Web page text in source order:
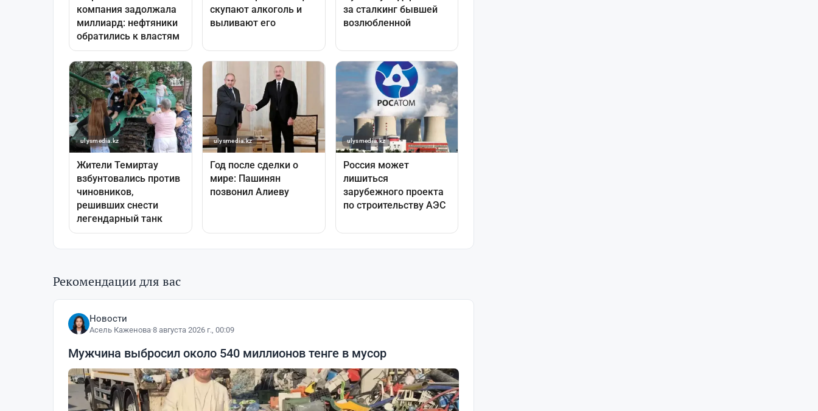
Рекомендации для вас
Новости
Асель Каженова·8 августа 2026 г., 00:09
Мужчина выбросил около 540 миллионов тенге в мусор